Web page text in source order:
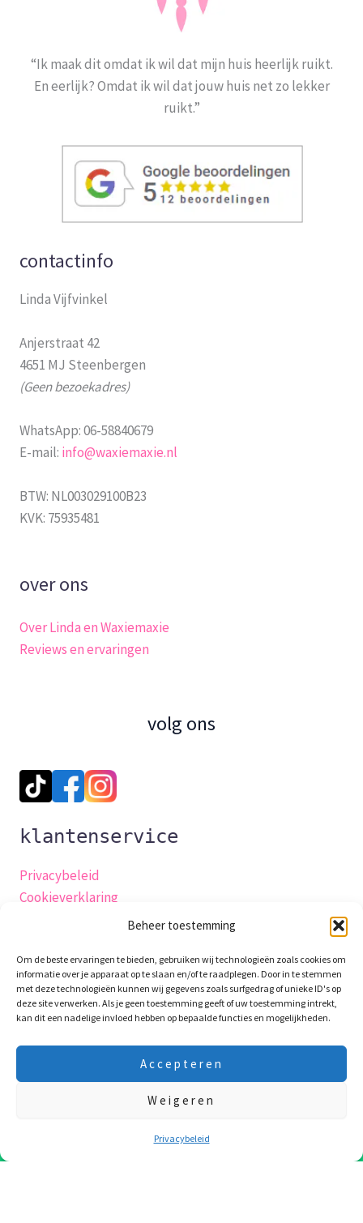
Beheer toestemming
Om de beste ervaringen te bieden, gebruiken wij technologieën zoals cookies om
informatie over je apparaat op te slaan en/of te raadplegen. Door in te stemmen
met deze technologieën kunnen wij gegevens zoals surfgedrag of unieke ID's op
deze site verwerken. Als je geen toestemming geeft of uw toestemming intrekt,
kan dit een nadelige invloed hebben op bepaalde functies en mogelijkheden.
Accepteren
Weigeren
Privacybeleid
verzenddag is 7e Augustus! Fijne vakantie !!!
“Ik maak dit omdat ik wil dat mijn huis heerlijk ruikt.
En eerlijk? Omdat ik wil dat jouw huis net zo lekker
ruikt.”
contactinfo
Linda Vijfvinkel
Anjerstraat 42
4651 MJ Steenbergen
(Geen bezoekadres)
WhatsApp: 06-58840679
E-mail: info@waxiemaxie.nl
BTW: NL003029100B23
KVK: 75935481
over ons
Over Linda en Waxiemaxie
Reviews en ervaringen
volg ons
klantenservice
Privacybeleid
Cookieverklaring
Algemene-voorwaarden
Retourneren
Garantie en klachten
klachtenpagina
Contact
productveiligheidsverklaring
Copyright © 2026 WaxieMaxie